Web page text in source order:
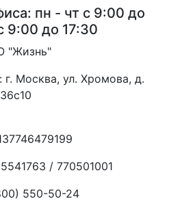
пн - чт с 9:00 до
9:00 до 17:30
"Жизнь"
Москва, ул. Хромова, д.
36с10
/ 770501001
550-50-24